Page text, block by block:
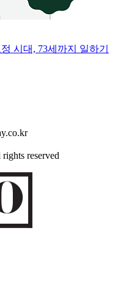
시대, 73세까지 일하기
reserved